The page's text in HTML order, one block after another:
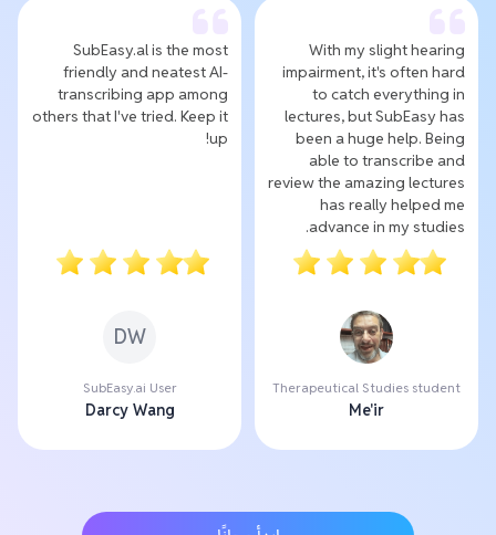
With my slight hearing
impairment, it's often hard
to catch everything in
lectures, but SubEasy has
been a huge help. Being
able to transcribe and
review the amazing lectures
has really helped me
advance in my studies.
Therapeutical Studies student
Me'ir
SubEasy.al is the most
friendly and neatest AI-
transcribing app among
others that I've tried. Keep it
up!
DW
SubEasy.ai User
Darcy Wang